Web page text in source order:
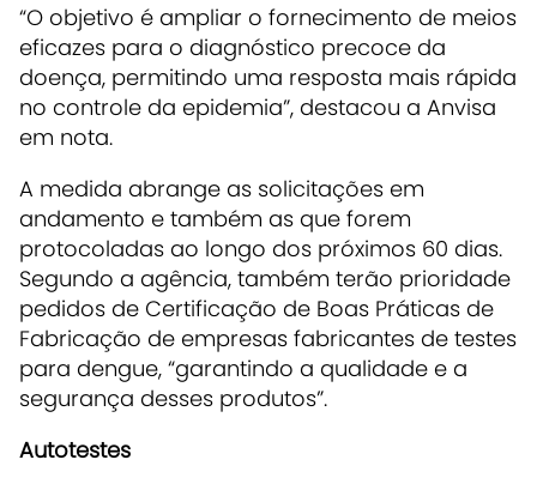
“O objetivo é ampliar o fornecimento de meios
eficazes para o diagnóstico precoce da
doença, permitindo uma resposta mais rápida
no controle da epidemia”, destacou a Anvisa
em nota.
A medida abrange as solicitações em
andamento e também as que forem
protocoladas ao longo dos próximos 60 dias.
Segundo a agência, também terão prioridade
pedidos de Certificação de Boas Práticas de
Fabricação de empresas fabricantes de testes
para dengue, “garantindo a qualidade e a
segurança desses produtos”.
Autotestes